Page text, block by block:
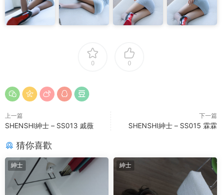
0 0
上一篇
SHENSHI紳士 – SS013 戚薇
下一篇
SHENSHI紳士 – SS015 霖霖
猜你喜歡
紳士 紳士